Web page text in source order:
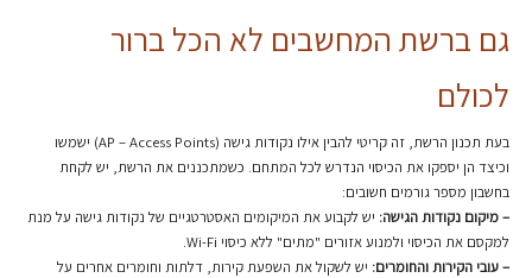
גם ברשת המחשבים לא הכל ברור
לכולם
בעת תכנון הרשת, זה קריטי להבין אילו נקודות גישה (AP – Access Points) ישמשו
וכיצד הן יספקו את הכיסוי הנדרש לכל המתחם. כשמתכננים את הרשת, יש לקחת
בחשבון מספר גורמים חשובים:
– מיקום נקודות הגישה: יש לקבוע את המיקומים האסטרטגיים של נקודות גישה על מנת
למקסם את הכיסוי ולמנוע אזורים "מתים" ללא כיסוי Wi-Fi.
– עובי הקירות והחומרים: יש לשקול את השפעת קירות, דלתות וחומרים אחרים על